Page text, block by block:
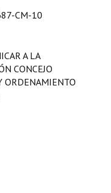
CM-10
A LA
CONCEJO
ORDENAMIENTO